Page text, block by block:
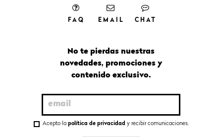
No te pierdas nuestras
novedades, promociones y
contenido exclusivo.
Acepto la política de privacidad y recibir comunicaciones.
FAQ EMAIL CHAT